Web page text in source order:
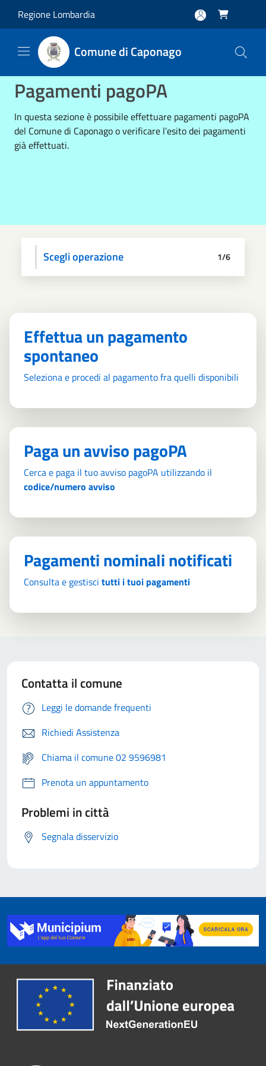
Regione Lombardia 
Comune di Caponago
Pagamenti pagoPA
In questa sezione è possibile effettuare pagamenti pagoPA
del Comune di Caponago o verificare l’esito dei pagamenti
già effettuati.
Scegli operazione
Informativa privacy
Scegli il pagamento
Dati anagrafici
Paga
Riepilogo 1/6
Effettua un pagamento
spontaneo
Seleziona e procedi al pagamento fra quelli disponibili
Paga un avviso pagoPA
Cerca e paga il tuo avviso pagoPA utilizzando il
codice/numero avviso
Pagamenti nominali notificati
Consulta e gestisci tutti i tuoi pagamenti
Contatta il comune
Leggi le domande frequenti
Richiedi Assistenza
Chiama il comune 02 9596981
Prenota un appuntamento
Problemi in città
Segnala disservizio